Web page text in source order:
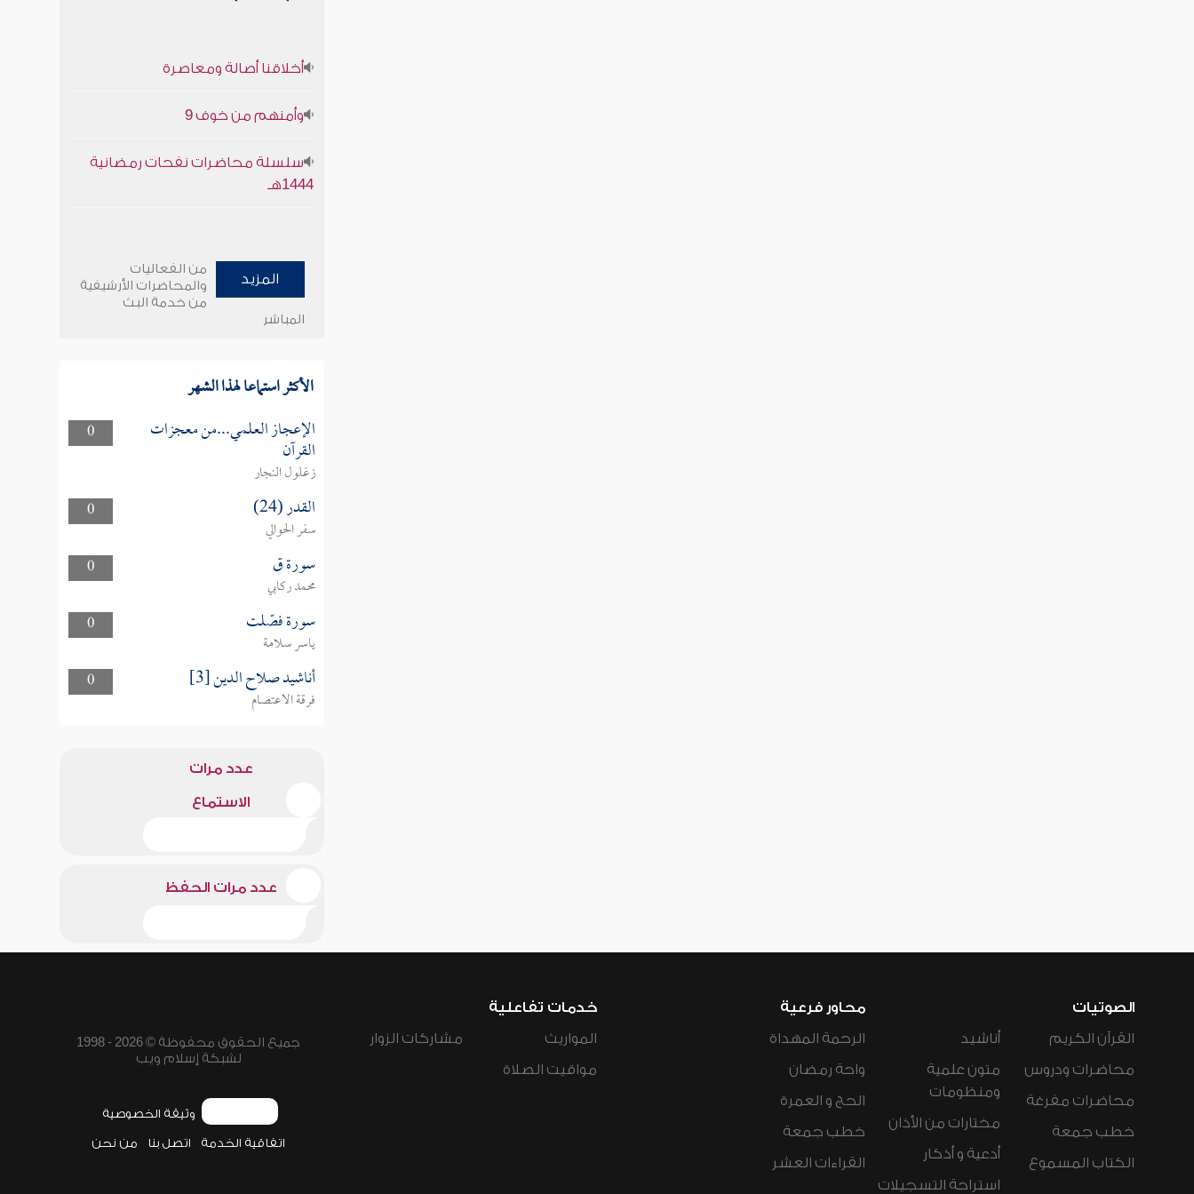
أخلاقنا أصالة ومعاصرة
وأمنهم من خوف 9
سلسلة محاضرات نفحات رمضانية
1444هـ
المزيد
من الفعاليات
والمحاضرات الأرشيفية
من خدمة البث
المباشر
الأكثر استماعا لهذا الشهر
0 الإعجاز العلمي...من معجزات
القرآن
زغلول النجار
0
القدر (24)
سفر الحوالي
0
سورة ق
محمد ركابي
0
سورة فصّلت
ياسر سلامة
0
أناشيد صلاح الدين [3]
فرقة الاعتصام
عدد مرات
الاستماع
عدد مرات الحفظ
الصوتيات
القرآن الكريم
محاضرات ودروس
محاضرات مفرغة
خطب جمعة
الكتاب المسموع
أناشيد
متون علمية
ومنظومات
مختارات من الأذان
أدعية و أذكار
استراحة التسجيلات
محاور فرعية
الرحمة المهداة
واحة رمضان
الحج و العمرة
خطب جمعة
القراءات العشر
خدمات تفاعلية
المواريث
مواقيت الصلاة
مشاركات الزوار
جميع الحقوق محفوظة © 2026 - 1998
لشبكة إسلام ويب
وثيقة الخصوصية
اتفاقية الخدمة اتصل بنا من نحن